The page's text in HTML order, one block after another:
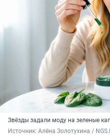
Звёзды задали моду на зеленые
Источник: Алёна Золотухина /